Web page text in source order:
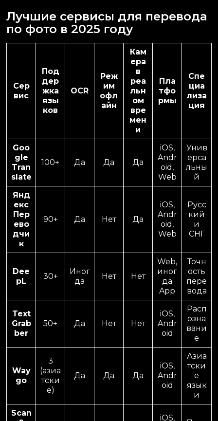
Лучшие сервисы для перевода
по фото в 2025 году
Сер
вис
Под
дер
жка
язы
ков
OCR
Реж
им
офл
айн
Кам
ера
в
реа
льн
ом
вре
мен
и
Пла
тфо
рмы
Спе
циа
лиза
ция
Goo
gle
Tran
slate
100+ Да Да Да
iOS,
Andr
oid,
Web
Унив
ерса
льны
й
Янд
екс
Пер
ево
дчи
к
90+ Да Нет Да
iOS,
Andr
oid,
Web
Русс
кий
и
СНГ
Dee
pL
30+
Иног
да
Нет Нет
Web,
иног
да
App
Точн
ость
пере
вода
Text
Grab
ber
50+ Да Нет Нет
iOS,
Andr
oid
Расп
озна
вани
е
Way
go
3
(азиа
тски
е)
Да Да Да
iOS,
Andr
oid
Азиа
тски
е
язык
и
Scan
iOS,